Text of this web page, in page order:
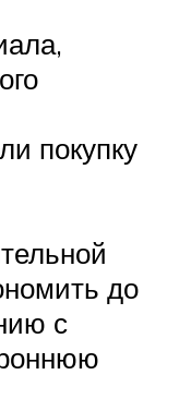
покупку
до
с